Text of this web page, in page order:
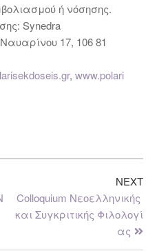
ή νόσησης.
Synedra
17, 106 81
, www.polari
NEXT
Colloquium Νεοελληνικής
και Συγκριτικής Φιλολογί
ας